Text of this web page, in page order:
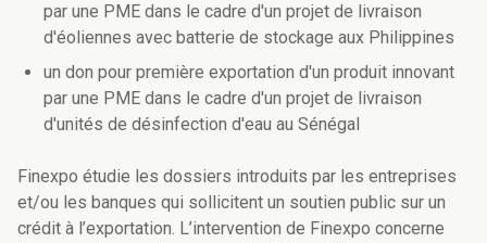
par une PME dans le cadre d'un projet de livraison
d'éoliennes avec batterie de stockage aux Philippines
un don pour première exportation d'un produit innovant
par une PME dans le cadre d'un projet de livraison
d'unités de désinfection d'eau au Sénégal
Finexpo étudie les dossiers introduits par les entreprises
et/ou les banques qui sollicitent un soutien public sur un
crédit à l’exportation. L’intervention de Finexpo concerne